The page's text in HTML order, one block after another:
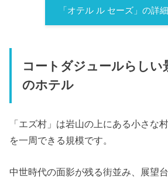
「オテル ル セーズ」の詳
コートダジュールらしい
のホテル
「エズ村」は岩山の上にある小さな
を一周できる規模です。
中世時代の面影が残る街並み、展望